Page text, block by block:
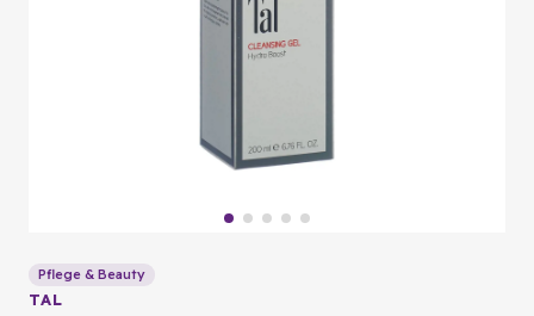
Pflege & Beauty
TAL